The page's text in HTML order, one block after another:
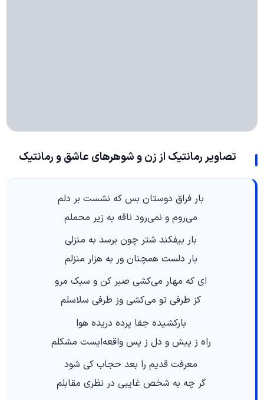
تصاویر رمانتیک از زن و شوهرهای عاشق و رمانتیک
بار فراق دوستان بس که نشست بر دلم
می‌روم و نمی‌رود ناقه به زیر محملم
بار بیفکند شتر چون برسد به منزلی
بار دلست همچنان ور به هزار منزلم
ای که مهار می‌کشی صبر کن و سبک مرو
کز طرفی تو می‌کشی وز طرفی سلاسلم
بارکشیده جفا پرده دریده هوا
راه ز پیش و دل ز پس واقعه‌ایست مشکلم
معرفت قدیم را بعد حجاب کی شود
گر چه به شخص غایبی در نظری مقابلم